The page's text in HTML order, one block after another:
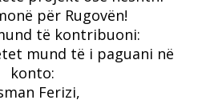
për Rugovën!
të kontribuoni:
mund të i paguani në
konto:
Ferizi,